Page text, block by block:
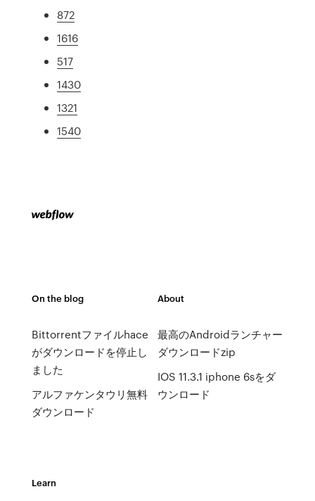
872
1616
517
1430
1321
1540
On the blog
Bittorrentファイルhace
がダウンロードを停止し
ました
アルファケンタウリ無料
ダウンロード
About
最高のAndroidランチャー
ダウンロードzip
IOS 11.3.1 iphone 6sをダ
ウンロード
Learn